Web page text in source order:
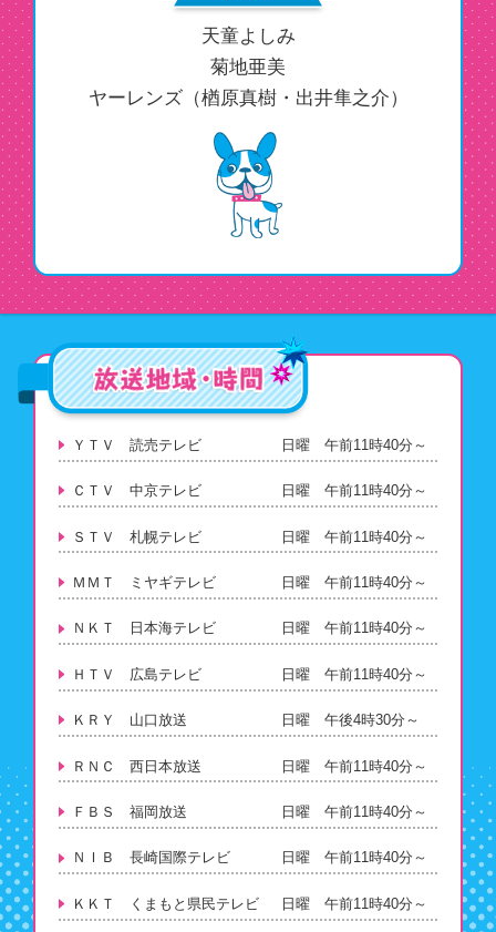
天童よしみ
菊地亜美
ヤーレンズ（楢原真樹・出井隼之介）
ＹＴＶ 読売テレビ 日曜 午前11時40分～
ＣＴＶ 中京テレビ 日曜 午前11時40分～
ＳＴＶ 札幌テレビ 日曜 午前11時40分～
ＭＭＴ ミヤギテレビ 日曜 午前11時40分～
ＮＫＴ 日本海テレビ 日曜 午前11時40分～
ＨＴＶ 広島テレビ 日曜 午前11時40分～
ＫＲＹ 山口放送 日曜 午後4時30分～
ＲＮＣ 西日本放送 日曜 午前11時40分～
ＦＢＳ 福岡放送 日曜 午前11時40分～
ＮＩＢ 長崎国際テレビ 日曜 午前11時40分～
ＫＫＴ くまもと県民テレビ 日曜 午前11時40分～